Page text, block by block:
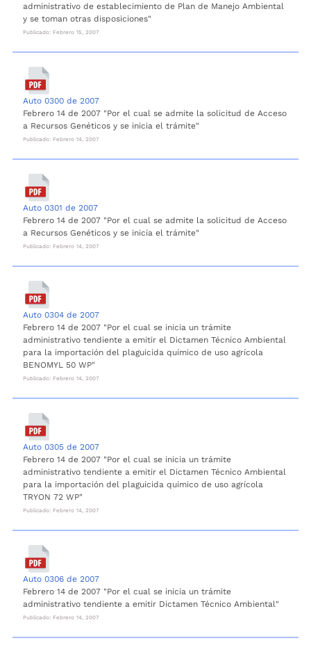
administrativo de establecimiento de Plan de Manejo Ambiental
y se toman otras disposiciones"
Publicado: Febrero 15, 2007
Auto 0300 de 2007
Febrero 14 de 2007 "Por el cual se admite la solicitud de Acceso
a Recursos Genéticos y se inicia el trámite"
Publicado: Febrero 14, 2007
Auto 0301 de 2007
Febrero 14 de 2007 "Por el cual se admite la solicitud de Acceso
a Recursos Genéticos y se inicia el trámite"
Publicado: Febrero 14, 2007
Auto 0304 de 2007
Febrero 14 de 2007 "Por el cual se inicia un trámite
administrativo tendiente a emitir el Dictamen Técnico Ambiental
para la importación del plaguicida químico de uso agrícola
BENOMYL 50 WP"
Publicado: Febrero 14, 2007
Auto 0305 de 2007
Febrero 14 de 2007 "Por el cual se inicia un trámite
administrativo tendiente a emitir el Dictamen Técnico Ambiental
para la importación del plaguicida químico de uso agrícola
TRYON 72 WP"
Publicado: Febrero 14, 2007
Auto 0306 de 2007
Febrero 14 de 2007 "Por el cual se inicia un trámite
administrativo tendiente a emitir Dictamen Técnico Ambiental"
Publicado: Febrero 14, 2007